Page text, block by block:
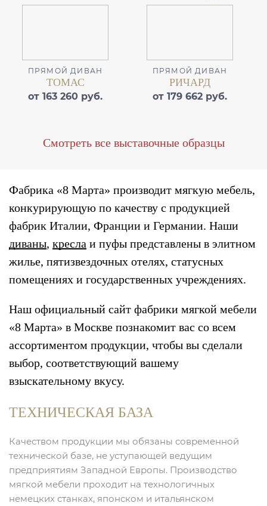
ПРЯМОЙ ДИВАН
ТОМАС
от 163 260 руб.
ПРЯМОЙ ДИВАН
РИЧАРД
от 179 662 руб.
Смотреть все выставочные образцы
Фабрика «8 Марта» производит мягкую мебель,
конкурирующую по качеству с продукцией
фабрик Италии, Франции и Германии. Наши
диваны, кресла и пуфы представлены в элитном
жилье, пятизвездочных отелях, статусных
помещениях и государственных учреждениях.
Наш официальный сайт фабрики мягкой мебели
«8 Марта» в Москве познакомит вас со всем
ассортиментом продукции, чтобы вы сделали
выбор, соответствующий вашему
взыскательному вкусу.
ТЕХНИЧЕСКАЯ БАЗА
Качеством продукции мы обязаны современной
технической базе, не уступающей ведущим
предприятиям Западной Европы. Производство
мягкой мебели проходит на технологичных
немецких станках, японском и итальянском